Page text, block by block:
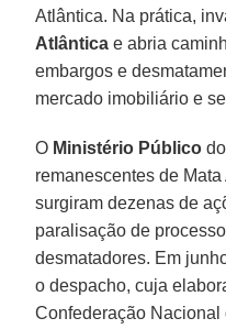
Atlântica. Na prática,
Atlântica e abria
embargos e
mercado imobiliário e
O Ministério Público
remanescentes de
surgiram dezenas de
paralisação de
desmatadores. Em
o despacho, cuja
Confederação Nacional